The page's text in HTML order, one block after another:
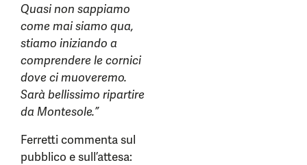
Quasi non sappiamo
come mai siamo qua,
stiamo iniziando a
comprendere le cornici
dove ci muoveremo.
Sarà bellissimo ripartire
da Montesole.”
Ferretti commenta sul
pubblico e sull’attesa: